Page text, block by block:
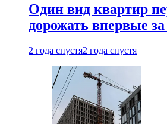
Один вид квартир
дорожать впервые за
2 года спустя2 года спустя